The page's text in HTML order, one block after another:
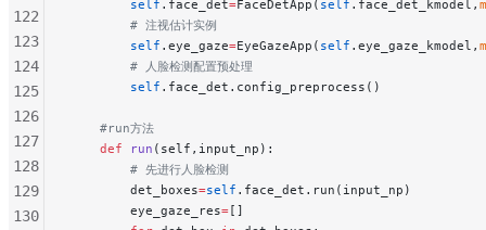
        self
.face_det=FaceDetApp( self .face_det_kmodel,
        # 注视估计实例
        self
.eye_gaze=EyeGazeApp( self .eye_gaze_kmodel,
        # 人脸检测配置预处理
        self
.face_det.config_preprocess()
    #run方法
    def
run (self,input_np):
        # 先进行人脸检测
        det_boxes
=self .face_det.run(input_np)
        eye_gaze_res
= []
122
123
124
125
126
127
128
129
130